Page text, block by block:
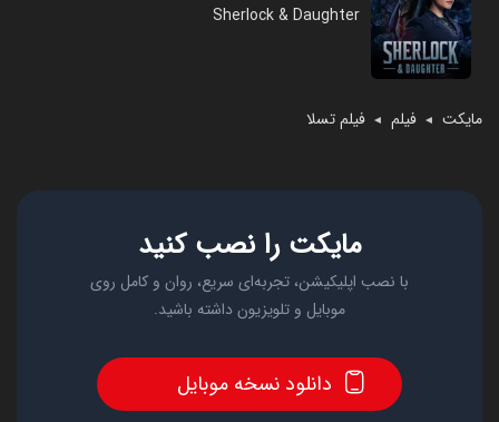
مایکت ◄ فیلم ◄ فیلم تسلا
Sherlock & Daughter
مایکت را نصب کنید
با نصب اپلیکیشن، تجربه‌ای سریع، روان و کامل روی
موبایل و تلویزیون داشته باشید.
دانلود نسخه موبایل